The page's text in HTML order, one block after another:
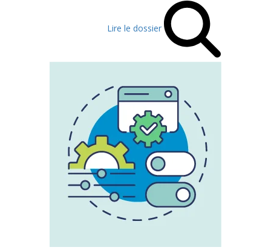
Lire le dossier